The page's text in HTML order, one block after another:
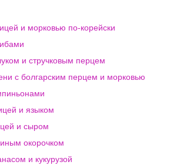
и морковью по-корейски
и стручковым перцем
с болгарским перцем и морковью
и языком
и сыром
окорочком
и кукурузой